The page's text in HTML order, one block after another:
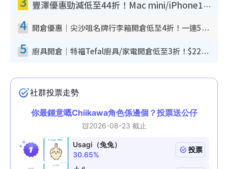
豐澤優惠勁減低至44折！Mac mini/iPhone17Pro大減價！廚房家電$220起
4 開倉優惠｜尖沙咀名牌行李箱開倉低至4折！一連5日 American Tourister/ace./Hallmark $200起！
5 廚具開倉｜特福Tefal廚具/家電開倉低至3折！$220起買平底鍋/炒鑊/湯煲！電飯煲/吸塵機/燙斗$418起